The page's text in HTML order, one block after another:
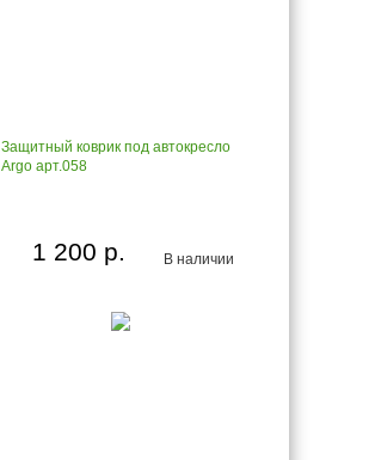
Защитный коврик под автокресло
Argo арт.058
В наличии
1 200 р.